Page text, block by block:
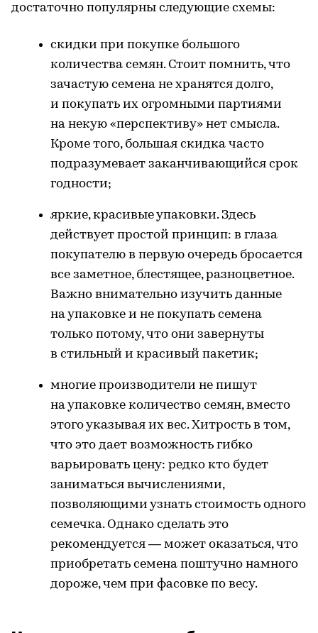
достаточно популярны следующие схемы:
скидки при покупке большого
количества семян. Стоит помнить, что
зачастую семена не хранятся долго,
и покупать их огромными партиями
на некую «перспективу» нет смысла.
Кроме того, большая скидка часто
подразумевает заканчивающийся срок
годности;
яркие, красивые упаковки. Здесь
действует простой принцип: в глаза
покупателю в первую очередь бросается
все заметное, блестящее, разноцветное.
Важно внимательно изучить данные
на упаковке и не покупать семена
только потому, что они завернуты
в стильный и красивый пакетик;
многие производители не пишут
на упаковке количество семян, вместо
этого указывая их вес. Хитрость в том,
что это дает возможность гибко
варьировать цену: редко кто будет
заниматься вычислениями,
позволяющими узнать стоимость одного
семечка. Однако сделать это
рекомендуется — может оказаться, что
приобретать семена поштучно намного
дороже, чем при фасовке по весу.